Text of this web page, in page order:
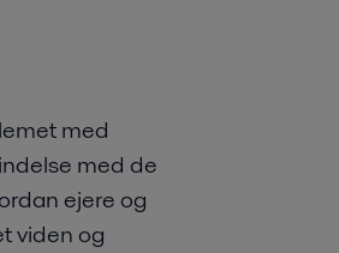
med
med de
ejere og
viden og